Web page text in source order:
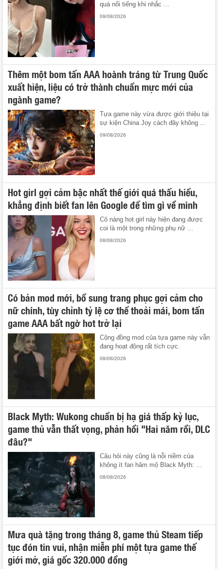
quá nổi tiếng khi nhắc ...
09/08/2026
Thêm một bom tấn AAA hoành tráng từ Trung Quốc
xuất hiện, liệu có trở thành chuẩn mực mới của
ngành game?
Tựa game này vừa được giới thiệu tại
sự kiện China Joy cách đây không ...
09/08/2026
Hot girl gợi cảm bậc nhất thế giới quá thấu hiểu,
khẳng định biết fan lên Google để tìm gì về mình
Cô nàng hot girl này hiện đang được
coi là một trong những phụ nữ ...
08/08/2026
Có bản mod mới, bổ sung trang phục gợi cảm cho
nữ chính, tùy chỉnh tỷ lệ cơ thể thoải mái, bom tấn
game AAA bất ngờ hot trở lại
Cộng đồng mod của tựa game này vẫn
đang hoạt động rất tích cực.
08/08/2026
Black Myth: Wukong chuẩn bị hạ giá thấp kỷ lục,
game thủ vẫn thất vọng, phản hồi "Hai năm rồi, DLC
đâu?"
Câu hỏi này cũng là nỗi niềm của
không ít fan hâm mộ Black Myth: ...
08/08/2026
Mưa quà tặng trong tháng 8, game thủ Steam tiếp
tục đón tin vui, nhận miễn phí một tựa game thế
giới mở, giá gốc 320.000 đồng